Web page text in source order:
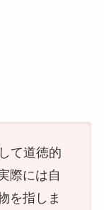
て道徳的
際には自
を指しま